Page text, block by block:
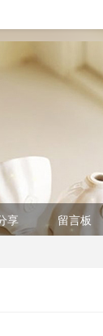
享 留言板